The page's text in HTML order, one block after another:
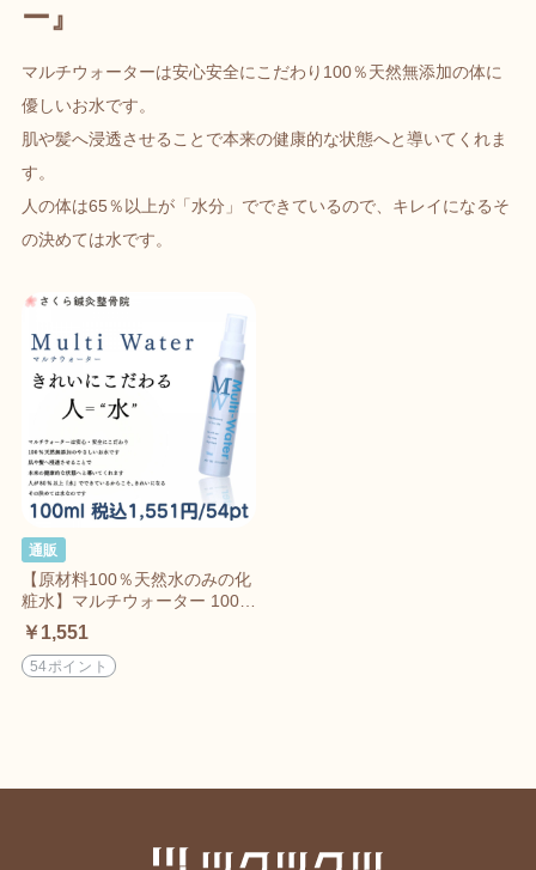
ー』
マルチウォーターは安心安全にこだわり100％天然無添加の体に
優しいお水です。
肌や髪へ浸透させることで本来の健康的な状態へと導いてくれま
す。
人の体は65％以上が「水分」でできているので、キレイになるそ
の決めては水です。
通販
【原材料100％天然水のみの化
粧水】マルチウォーター 100m
￥1,551
54ポイント